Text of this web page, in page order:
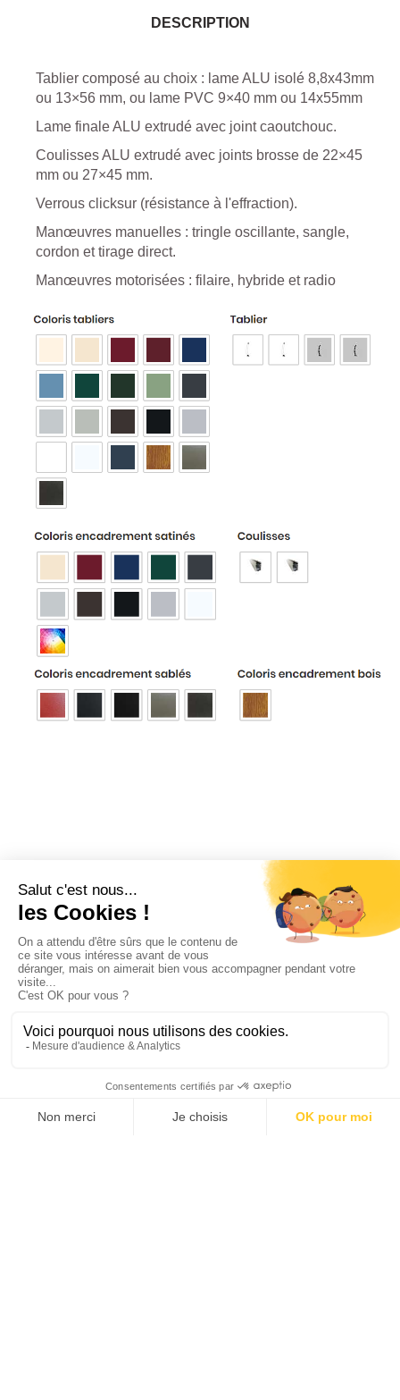
DESCRIPTION
Tablier composé au choix : lame ALU isolé 8,8x43mm
ou 13×56 mm, ou lame PVC 9×40 mm ou 14x55mm
Lame finale ALU extrudé avec joint caoutchouc.
Coulisses ALU extrudé avec joints brosse de 22×45
mm ou 27×45 mm.
Verrous clicksur (résistance à l'effraction).
Manœuvres manuelles : tringle oscillante, sangle,
cordon et tirage direct.
Manœuvres motorisées : filaire, hybride et radio